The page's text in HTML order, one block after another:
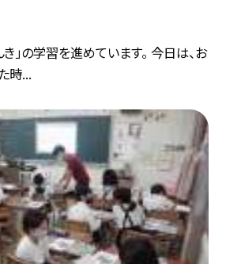
」の学習を進めています。 今日は、お
時...